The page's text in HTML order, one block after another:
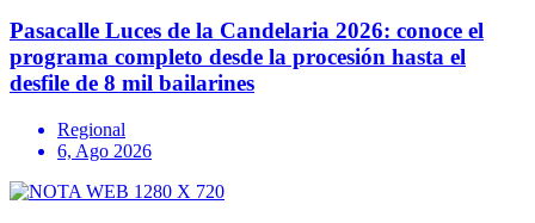
Pasacalle Luces de la Candelaria 2026: conoce el
programa completo desde la procesión hasta el
desfile de 8 mil bailarines
Regional
6, Ago 2026